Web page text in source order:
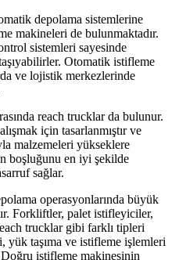
depolama sistemlerine
makineleri de bulunmaktadır.
sistemleri sayesinde
Otomatik istifleme
ve lojistik merkezlerinde
reach trucklar da bulunur.
için tasarlanmıştır ve
malzemeleri yükseklere
boşluğunu en iyi şekilde
sağlar.
operasyonlarında büyük
Forkliftler, palet istifleyiciler,
trucklar gibi farklı tipleri
yük taşıma ve istifleme işlemleri
istifleme makinesinin